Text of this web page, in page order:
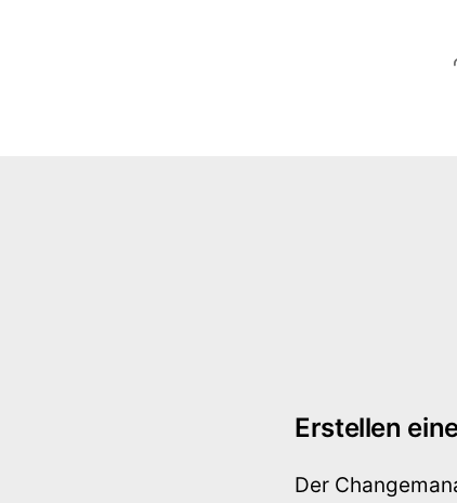
Erstellen
Der